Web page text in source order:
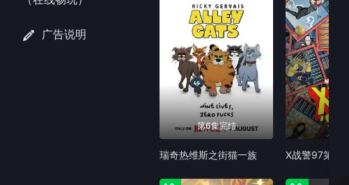
广告说明
第6集完结
瑞奇热维斯之街猫一族 X战警97第二季